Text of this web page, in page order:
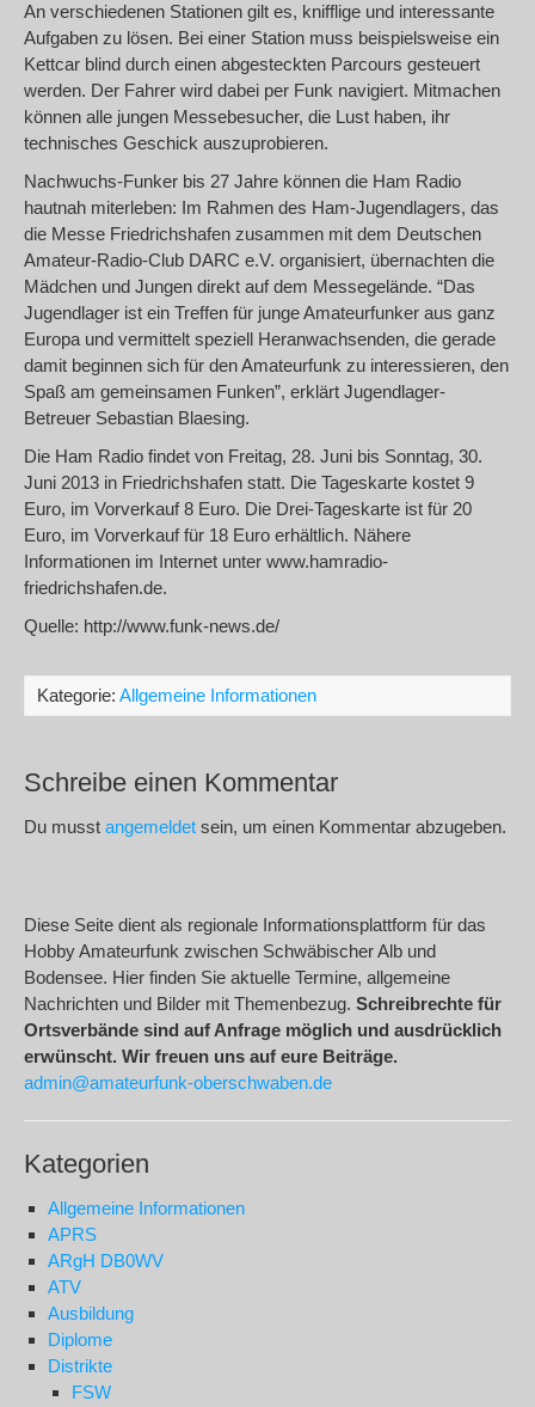
An verschiedenen Stationen gilt es, knifflige und interessante
Aufgaben zu lösen. Bei einer Station muss beispielsweise ein
Kettcar blind durch einen abgesteckten Parcours gesteuert
werden. Der Fahrer wird dabei per Funk navigiert. Mitmachen
können alle jungen Messebesucher, die Lust haben, ihr
technisches Geschick auszuprobieren.
Nachwuchs-Funker bis 27 Jahre können die Ham Radio
hautnah miterleben: Im Rahmen des Ham-Jugendlagers, das
die Messe Friedrichshafen zusammen mit dem Deutschen
Amateur-Radio-Club DARC e.V. organisiert, übernachten die
Mädchen und Jungen direkt auf dem Messegelände. “Das
Jugendlager ist ein Treffen für junge Amateurfunker aus ganz
Europa und vermittelt speziell Heranwachsenden, die gerade
damit beginnen sich für den Amateurfunk zu interessieren, den
Spaß am gemeinsamen Funken”, erklärt Jugendlager-
Betreuer Sebastian Blaesing.
Die Ham Radio findet von Freitag, 28. Juni bis Sonntag, 30.
Juni 2013 in Friedrichshafen statt. Die Tageskarte kostet 9
Euro, im Vorverkauf 8 Euro. Die Drei-Tageskarte ist für 20
Euro, im Vorverkauf für 18 Euro erhältlich. Nähere
Informationen im Internet unter www.hamradio-
friedrichshafen.de.
Quelle: http://www.funk-news.de/
Kategorie: Allgemeine Informationen
Schreibe einen Kommentar
Du musst angemeldet sein, um einen Kommentar abzugeben.
Diese Seite dient als regionale Informationsplattform für das
Hobby Amateurfunk zwischen Schwäbischer Alb und
Bodensee. Hier finden Sie aktuelle Termine, allgemeine
Nachrichten und Bilder mit Themenbezug. Schreibrechte für
Ortsverbände sind auf Anfrage möglich und ausdrücklich
erwünscht. Wir freuen uns auf eure Beiträge.
admin@amateurfunk-oberschwaben.de
Kategorien
Allgemeine Informationen
APRS
ARgH DB0WV
ATV
Ausbildung
Diplome
Distrikte
FSW